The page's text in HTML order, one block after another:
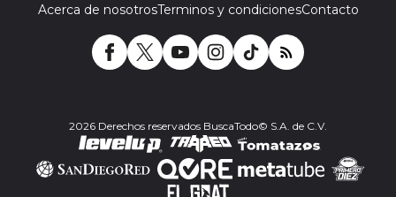
Acerca de nosotrosTerminos y condicionesContacto
2026 Derechos reservados BuscaTodo© S.A. de C.V.